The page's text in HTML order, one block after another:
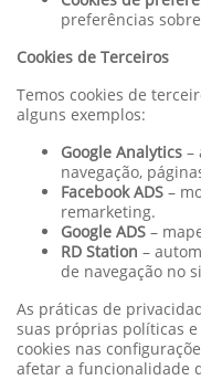
preferências
Cookies de Terceiros
Temos cookies de
alguns exemplos:
Google Analytics –
navegação,
Facebook ADS –
remarketing.
Google ADS –
RD Station –
de navegação no
As práticas de
suas próprias políticas
cookies nas
afetar a funcionalidade